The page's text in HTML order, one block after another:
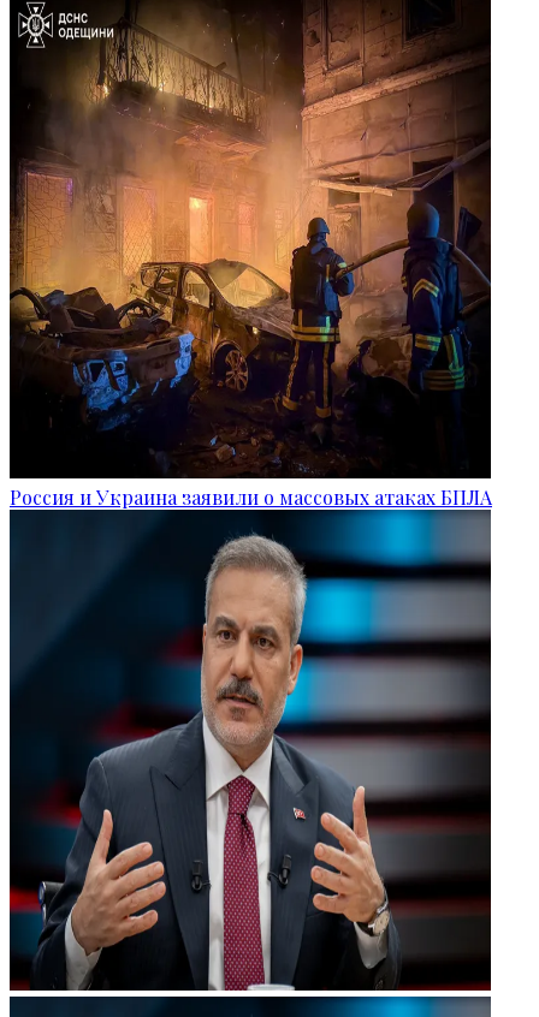
Россия и Украина заявили о массовых атаках БПЛА